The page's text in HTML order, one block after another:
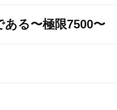
ある〜極限7500〜